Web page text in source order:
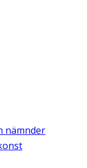
nämnder